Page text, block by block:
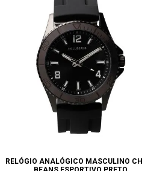
RELÓGIO ANALÓGICO MASCULINO